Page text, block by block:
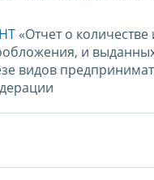
«Отчет о
и
видов